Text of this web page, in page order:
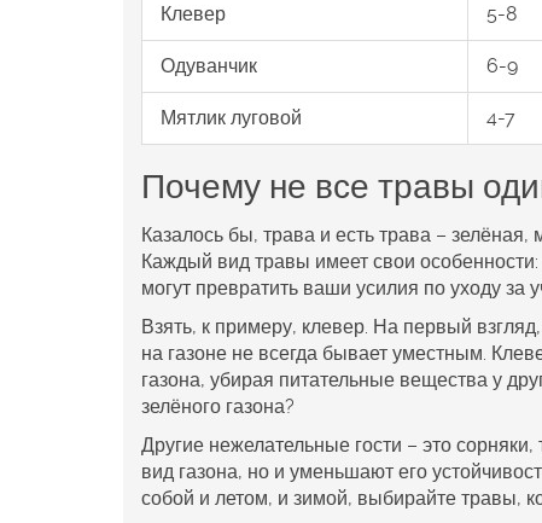
Клевер 5-8
Одуванчик 6-9
Мятлик луговой 4-7
Почему не все травы
Казалось бы, трава и есть трава –
Каждый вид травы имеет свои
могут превратить ваши усилия по уходу за
Взять, к примеру, клевер. На первый
на газоне не всегда бывает уместным.
газона, убирая питательные вещества у
зелёного газона?
Другие нежелательные гости – это
вид газона, но и уменьшают его
собой и летом, и зимой, выбирайте травы,